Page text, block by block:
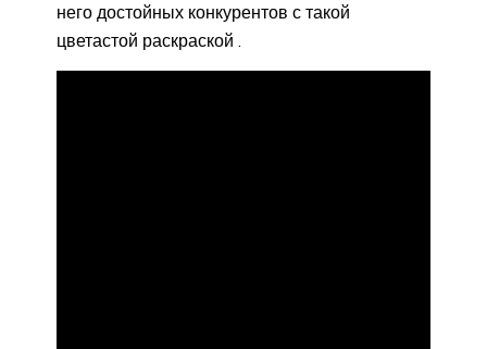
него достойных конкурентов с такой
цветастой раскраской .